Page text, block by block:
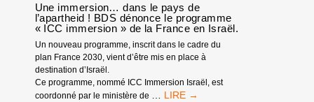
Une immersion… dans le pays de
l’apartheid ! BDS dénonce le programme
« ICC immersion » de la France en Israël.
Un nouveau programme, inscrit dans le cadre du
plan France 2030, vient d’être mis en place à
destination d’Israël.
Ce programme, nommé ICC Immersion Israël, est
coordonné par le ministère de … UNE